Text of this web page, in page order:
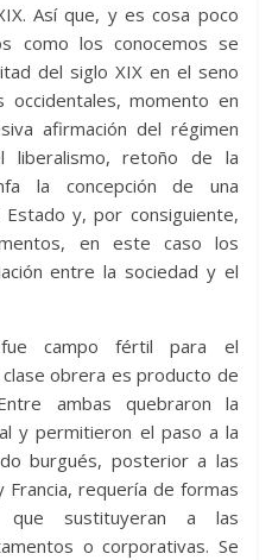
Así que, y es cosa poco
como los conocemos se
del siglo XIX en el seno
occidentales, momento en
afirmación del régimen
liberalismo, retoño de la
la concepción de una
y, por consiguiente,
en este caso los
entre la sociedad y el
fue campo fértil para el
obrera es producto de
ambas quebraron la
y permitieron el paso a la
burgués, posterior a las
requería de formas
que sustituyeran a las
o corporativas. Se